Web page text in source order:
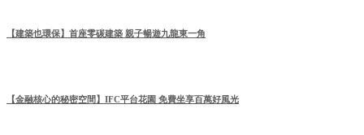
【建築也環保】首座零碳建築 親子暢遊九龍東一角
【金融核心的秘密空間】IFC平台花園 免費坐享百萬好風光